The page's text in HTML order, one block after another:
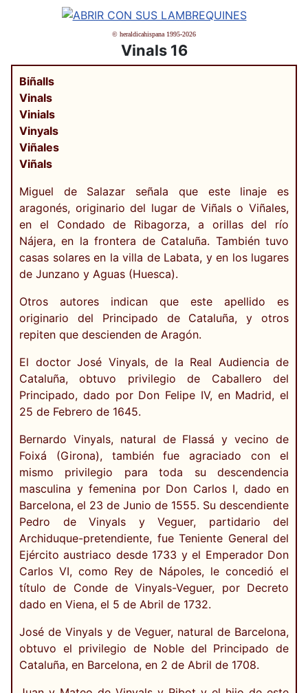
© heraldicahispana 1995-2026
Vinals 16
Biñalls
Vinals
Vinials
Vinyals
Viñales
Viñals
Miguel de Salazar señala que este linaje es
aragonés, originario del lugar de Viñals o Viñales,
en el Condado de Ribagorza, a orillas del río
Nájera, en la frontera de Cataluña. También tuvo
casas solares en la villa de Labata, y en los lugares
de Junzano y Aguas (Huesca).
Otros autores indican que este apellido es
originario del Principado de Cataluña, y otros
repiten que descienden de Aragón.
El doctor José Vinyals, de la Real Audiencia de
Cataluña, obtuvo privilegio de Caballero del
Principado, dado por Don Felipe IV, en Madrid, el
25 de Febrero de 1645.
Bernardo Vinyals, natural de Flassá y vecino de
Foixá (Girona), también fue agraciado con el
mismo privilegio para toda su descendencia
masculina y femenina por Don Carlos I, dado en
Barcelona, el 23 de Junio de 1555. Su descendiente
Pedro de Vinyals y Veguer, partidario del
Archiduque-pretendiente, fue Teniente General del
Ejército austriaco desde 1733 y el Emperador Don
Carlos VI, como Rey de Nápoles, le concedió el
título de Conde de Vinyals-Veguer, por Decreto
dado en Viena, el 5 de Abril de 1732.
José de Vinyals y de Veguer, natural de Barcelona,
obtuvo el privilegio de Noble del Principado de
Cataluña, en Barcelona, en 2 de Abril de 1708.